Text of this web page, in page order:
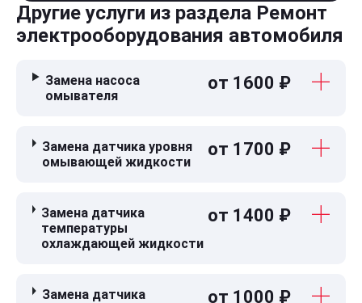
Другие услуги из раздела Ремонт
электрооборудования автомобиля
Замена насоса
омывателя
от 1600 ₽
Замена датчика уровня
омывающей жидкости
от 1700 ₽
Замена датчика
температуры
охлаждающей жидкости
от 1400 ₽
Замена датчика
от 1000 ₽